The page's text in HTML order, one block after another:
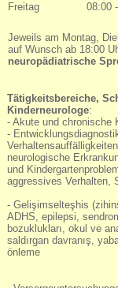
Freitag
08:00
Jeweils am Montag,
auf Wunsch ab 18:00
neuropädiatrische
Tätigkeitsbereiche,
Kinderneurologe:
- Akute und chronische
-
neurologische
und
aggressives Verhalten,
- Gelişimselteşhis
ADHS, epilepsi,
bozuklukları, okul ve
saldırgan davranış,
önleme